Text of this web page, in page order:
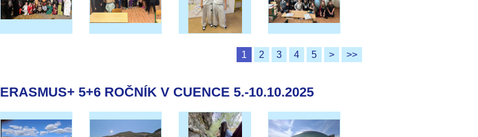
1 2 3 4 5 > >>
ERASMUS+ 5+6 ROČNÍK V CUENCE 5.-10.10.2025